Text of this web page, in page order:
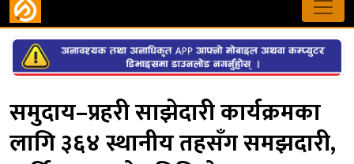
समुदाय–प्रहरी साझेदारी कार्यक्रमका
लागि ३६४ स्थानीय तहसँग समझदारी,